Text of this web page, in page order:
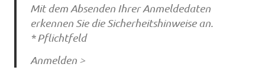
Mit dem Absenden Ihrer Anmeldedaten
erkennen Sie die Sicherheitshinweise an.
* Pflichtfeld
Anmelden >